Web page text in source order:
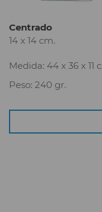
Centrado
14 x 14 cm.
Medida: 44 x 36 x 11
Peso: 240 gr.